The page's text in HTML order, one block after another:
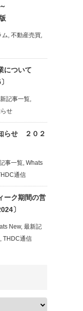
ム, 不動産売買,
について
記事一覧,
せ
らせ ２０２
事一覧, Whats
通信
ーク期間の営
〕
New, 最新記
, THDC通信